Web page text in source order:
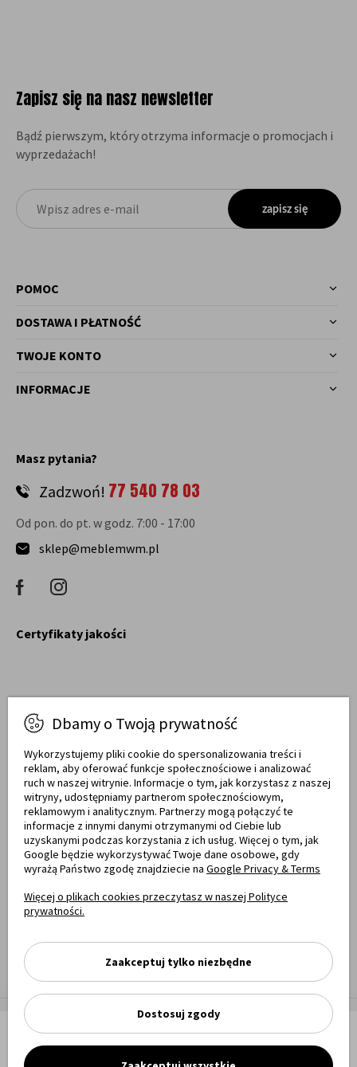
Zapisz się na nasz newsletter
Bądź pierwszym, który otrzyma informacje o promocjach i
wyprzedażach!
zapisz się
POMOC
DOSTAWA I PŁATNOŚĆ
TWOJE KONTO
INFORMACJE
Masz pytania?
Zadzwoń! 77 540 78 03
Od pon. do pt. w godz. 7:00 - 17:00
sklep@meblemwm.pl
Certyfikaty jakości
Raty obsługują
Towary dostarczają
Opinie
Meble MWM Copyright 2025
Shoper Premium,
Dbamy o Twoją prywatność
Wykorzystujemy pliki cookie do spersonalizowania treści i
reklam, aby oferować funkcje społecznościowe i analizować
ruch w naszej witrynie. Informacje o tym, jak korzystasz z naszej
witryny, udostępniamy partnerom społecznościowym,
reklamowym i analitycznym. Partnerzy mogą połączyć te
informacje z innymi danymi otrzymanymi od Ciebie lub
uzyskanymi podczas korzystania z ich usług. Więcej o tym, jak
Google będzie wykorzystywać Twoje dane osobowe, gdy
wyrażą Państwo zgodę znajdziecie na Google Privacy & Terms
Więcej o plikach cookies przeczytasz w naszej Polityce
prywatności.
Zaakceptuj tylko niezbędne
Dostosuj zgody